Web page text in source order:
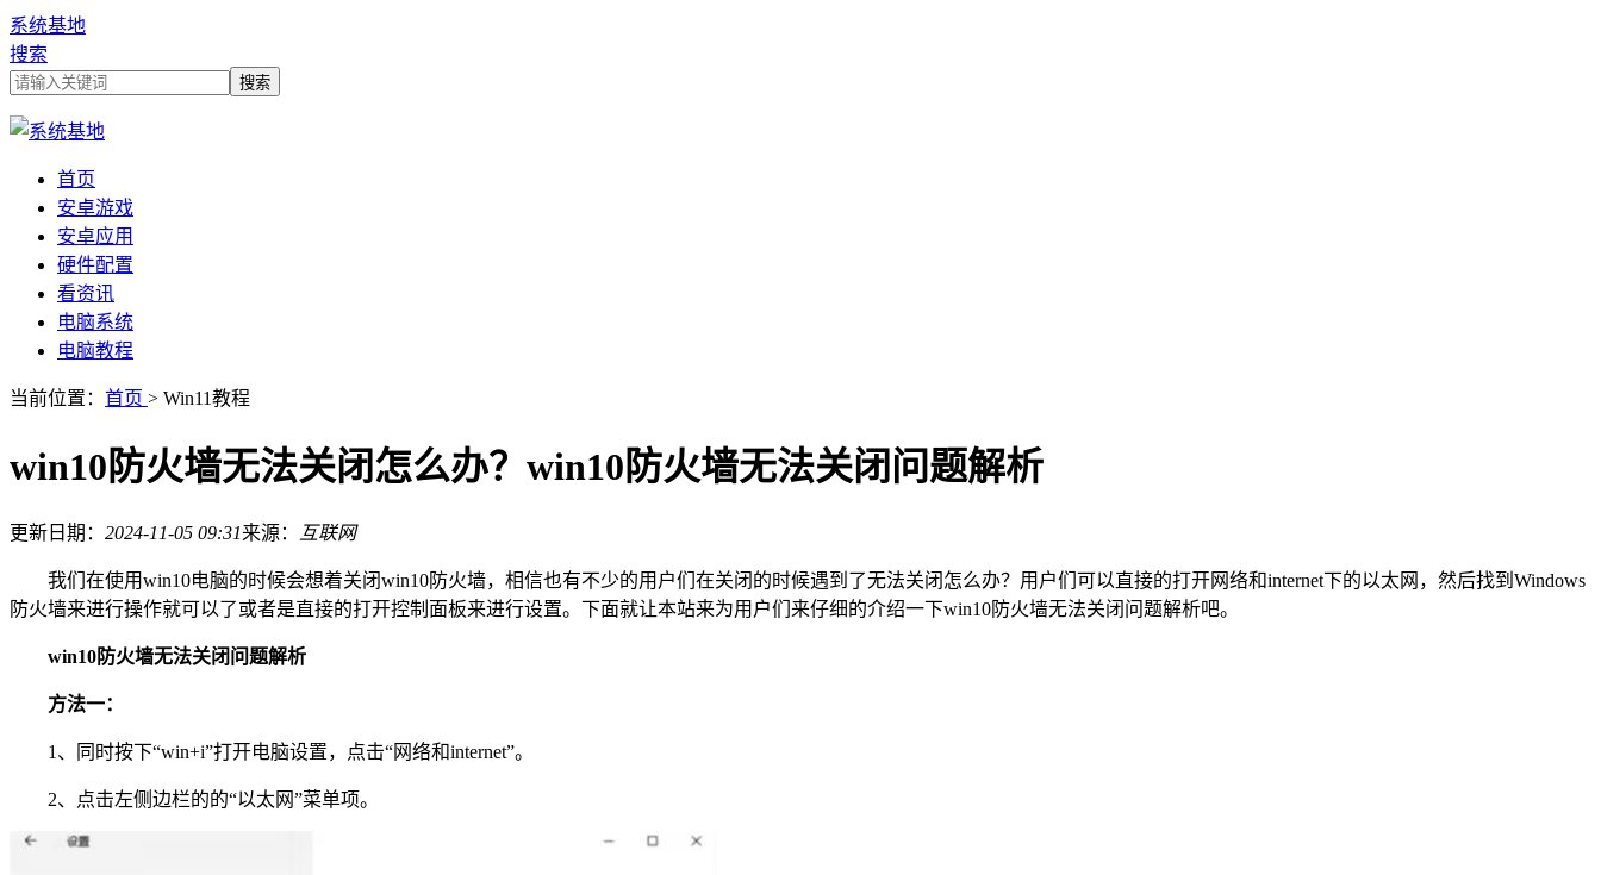
系统基地
搜索
首页
安卓游戏
安卓应用
硬件配置
看资讯
电脑系统
电脑教程
当前位置： 首页 > Win11教程
win10防火墙无法关闭怎么办？win10防火墙无法关闭问题解析
更新日期： 2024-11-05 09:31来源： 互联网
我们在使用win10电脑的时候会想着关闭win10防火墙，相信也有不少的用户们在关闭的时候遇到了无法关闭怎么办？用户们可以直接的打开网络和internet下的以太网，然后找到Windows
防火墙来进行操作就可以了或者是直接的打开控制面板来进行设置。下面就让本站来为用户们来仔细的介绍一下win10防火墙无法关闭问题解析吧。
win10防火墙无法关闭问题解析
方法一：
1、同时按下“win+i”打开电脑设置，点击“网络和internet”。
2、点击左侧边栏的的“以太网”菜单项。